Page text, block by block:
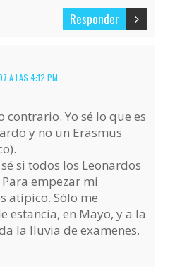
Responder
A LAS 4:12 PM
contrario. Yo sé lo que es
y no un Erasmus
si todos los Leonardos
empezar mi
atípico. Sólo me
estancia, en Mayo, y a la
la lluvia de examenes,